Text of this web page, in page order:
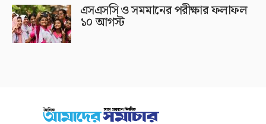
এসএসসি ও সমমানের পরীক্ষার ফলাফল
১০ আগস্ট